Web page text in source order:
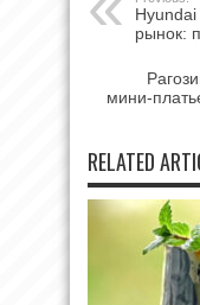
Hyundai
рынок:
мини-
RELATED